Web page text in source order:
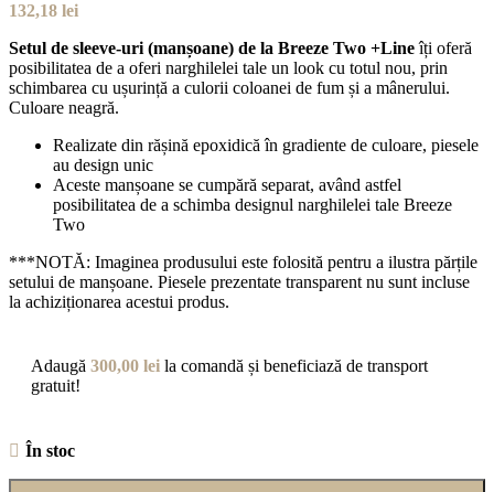
132,18 lei
Setul de sleeve-uri (manșoane) de la Breeze Two +Lineîți oferă
posibilitatea de a oferi narghilelei tale un look cu totul nou, prin
schimbarea cu ușurință a culorii coloanei de fum și a mânerului.
Culoare neagră.
Realizate din rășină epoxidică în gradiente de culoare, piesele
au design unic
Aceste manșoane se cumpără separat, având astfel
posibilitatea de a schimba designul narghilelei tale Breeze
Two
***NOTĂ: Imaginea produsului este folosită pentru a ilustra părțile
setului de manșoane. Piesele prezentate transparent nu sunt incluse
la achiziționarea acestui produs.
Adaugă 300,00 lei la comandă și beneficiază de transport
gratuit!
În stoc